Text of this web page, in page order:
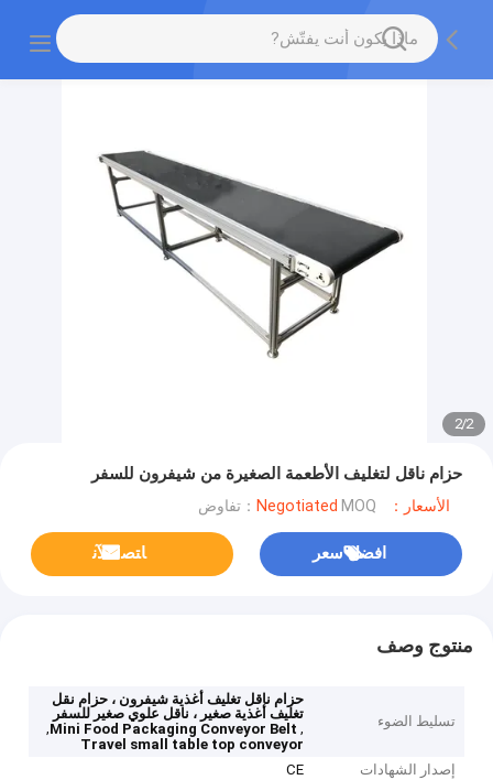
2
/
2
حزام ناقل لتغليف الأطعمة الصغيرة من شيفرون للسفر
الأسعار：Negotiated MOQ：تفاوض
افضل سعر ﺎﺘﺼﻟ ﺍﻶﻧ
منتوج وصف
تسليط الضوء
حزام ناقل تغليف أغذية شيفرون ، حزام نقل
تغليف أغذية صغير ، ناقل علوي صغير للسفر
,
Mini Food Packaging Conveyor Belt
,
Travel small table top conveyor
إصدار الشهادات
CE